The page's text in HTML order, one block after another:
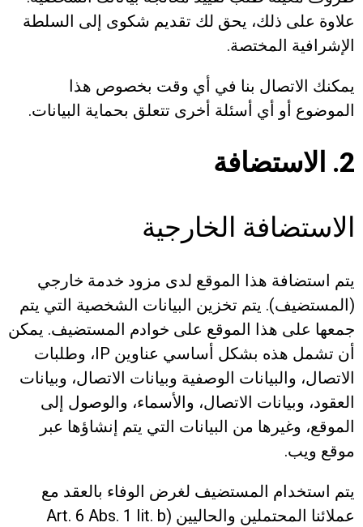
علاوة على ذلك، يحق لك تقديم شكوى إلى السلطة
الإشرافية المختصة.
يمكنك الاتصال بنا في أي وقت بخصوص هذا
الموضوع أو أي أسئلة أخرى تتعلق بحماية البيانات.
2. الاستضافة
الاستضافة الخارجية
يتم استضافة هذا الموقع لدى مزود خدمة خارجي
(المستضيف). يتم تخزين البيانات الشخصية التي يتم
جمعها على هذا الموقع على خوادم المستضيف. يمكن
أن تشمل هذه بشكل أساسي عناوين IP، وطلبات
الاتصال، والبيانات الوصفية وبيانات الاتصال، وبيانات
العقود، وبيانات الاتصال، والأسماء، والوصول إلى
الموقع، وغيرها من البيانات التي يتم إنشاؤها عبر
موقع ويب.
يتم استخدام المستضيف لغرض الوفاء بالعقد مع
عملائنا المحتملين والحاليين (Art. 6 Abs. 1 lit. b